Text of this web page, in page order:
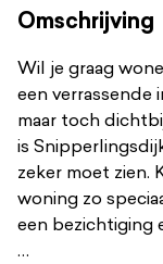
Omschrijving
Wil je graag
een verrassende
maar toch
is
zeker moet zien.
woning zo
een bezichtiging